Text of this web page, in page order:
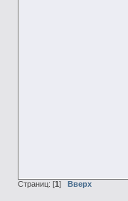
Страниц: [1] Вверх